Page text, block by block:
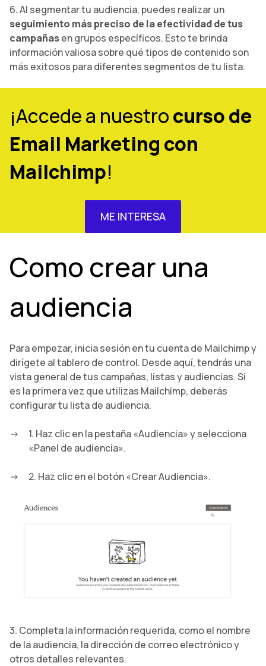
6. Al segmentar tu audiencia, puedes realizar un
seguimiento más preciso de la efectividad de tus
campañasen grupos específicos. Esto te brinda
información valiosa sobre qué tipos de contenido son
más exitosos para diferentes segmentos de tu lista.
¡Accede a nuestrocurso de
Email Marketing con
Mailchimp!
ME INTERESA
Como crear una
audiencia
Para empezar, inicia sesión en tu cuenta de Mailchimp y
dirígete al tablero de control. Desde aquí, tendrás una
vista general de tus campañas, listas y audiencias. Si
es la primera vez que utilizas Mailchimp, deberás
configurar tu lista de audiencia.
1. Haz clic en la pestaña «Audiencia» y selecciona
«Panel de audiencia».
2. Haz clic en el botón «Crear Audiencia».
3. Completa la información requerida, como el nombre
de la audiencia, la dirección de correo electrónico y
otros detalles relevantes.